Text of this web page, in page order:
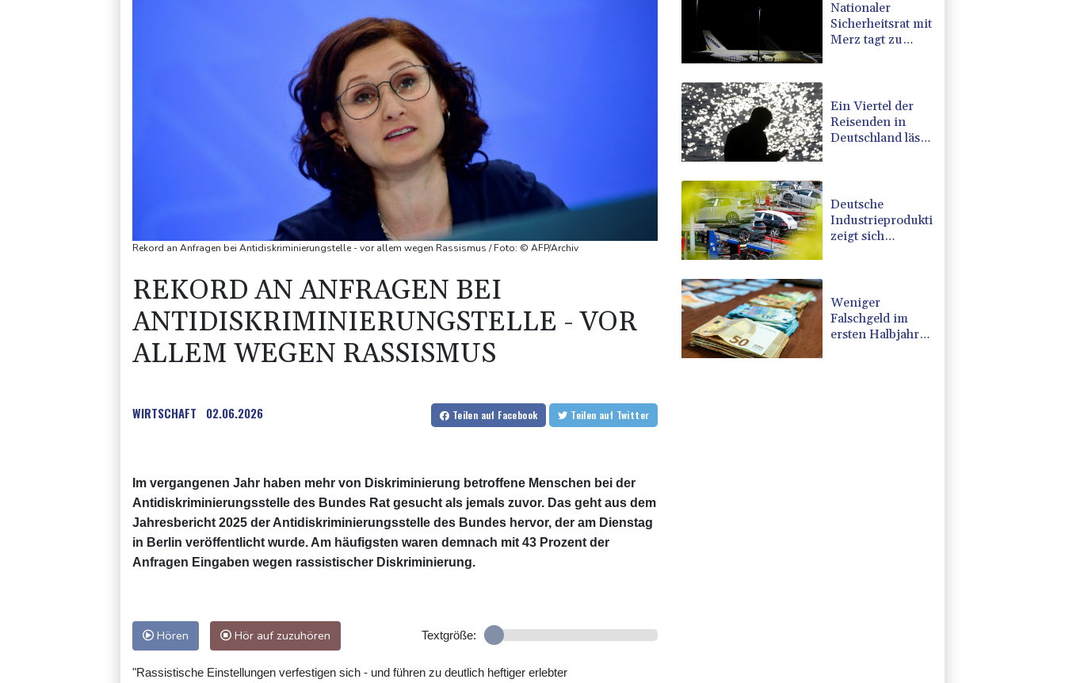
Rekord an Anfragen bei Antidiskriminierungstelle - vor allem wegen Rassismus / Foto: © AFP/Archiv
REKORD AN ANFRAGEN BEI
ANTIDISKRIMINIERUNGSTELLE - VOR
ALLEM WEGEN RASSISMUS
WIRTSCHAFT 02.06.2026 Teilen auf Facebook Teilen auf Twitter
Im vergangenen Jahr haben mehr von Diskriminierung betroffene Menschen bei der
Antidiskriminierungsstelle des Bundes Rat gesucht als jemals zuvor. Das geht aus dem
Jahresbericht 2025 der Antidiskriminierungsstelle des Bundes hervor, der am Dienstag
in Berlin veröffentlicht wurde. Am häufigsten waren demnach mit 43 Prozent der
Anfragen Eingaben wegen rassistischer Diskriminierung.
Hören Hör auf zuzuhören Textgröße:
"Rassistische Einstellungen verfestigen sich - und führen zu deutlich heftiger erlebter
Nationaler
Sicherheitsrat mit
Merz tagt zu
Ein Viertel der
Reisenden in
Deutschland lässt
Deutsche
Industrieproduktion
zeigt sich
Weniger
Falschgeld im
ersten Halbjahr